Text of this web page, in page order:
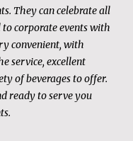
They can celebrate all
corporate events with
convenient, with
service, excellent
of beverages to offer.
ready to serve you